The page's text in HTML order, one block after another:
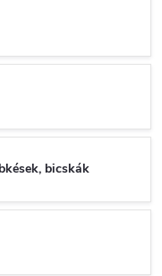
bicskák